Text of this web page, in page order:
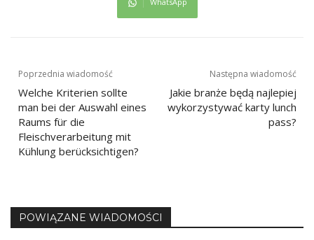
Nawigacja
wpisu
Poprzednia wiadomość
Welche Kriterien sollte
man bei der Auswahl eines
Raums für die
Fleischverarbeitung mit
Kühlung berücksichtigen?
Następna wiadomość
Jakie branże będą najlepiej
wykorzystywać karty lunch
pass?
POWIĄZANE WIADOMOŚCI